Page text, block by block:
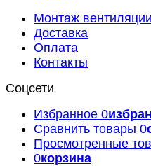
Монтаж вентиляции
Доставка
Оплата
Контакты
Соцсети
Избранное 0
Сравнить товары 0
Просмотренные
0корзина